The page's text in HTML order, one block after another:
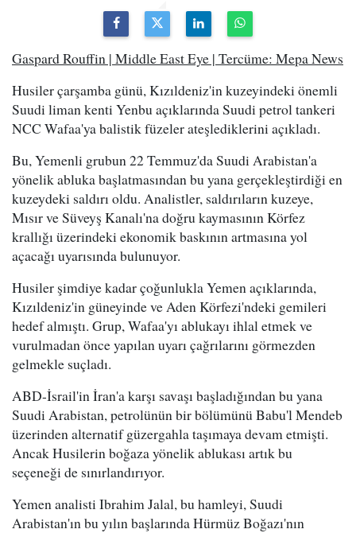
Gaspard Rouffin | Middle East Eye | Tercüme: Mepa News
Husiler çarşamba günü, Kızıldeniz'in kuzeyindeki önemli
Suudi liman kenti Yenbu açıklarında Suudi petrol tankeri
NCC Wafaa'ya balistik füzeler ateşlediklerini açıkladı.
Bu, Yemenli grubun 22 Temmuz'da Suudi Arabistan'a
yönelik abluka başlatmasından bu yana gerçekleştirdiği en
kuzeydeki saldırı oldu. Analistler, saldırıların kuzeye,
Mısır ve Süveyş Kanalı'na doğru kaymasının Körfez
krallığı üzerindeki ekonomik baskının artmasına yol
açacağı uyarısında bulunuyor.
Husiler şimdiye kadar çoğunlukla Yemen açıklarında,
Kızıldeniz'in güneyinde ve Aden Körfezi'ndeki gemileri
hedef almıştı. Grup, Wafaa'yı ablukayı ihlal etmek ve
vurulmadan önce yapılan uyarı çağrılarını görmezden
gelmekle suçladı.
ABD-İsrail'in İran'a karşı savaşı başladığından bu yana
Suudi Arabistan, petrolünün bir bölümünü Babu'l Mendeb
üzerinden alternatif güzergahla taşımaya devam etmişti.
Ancak Husilerin boğaza yönelik ablukası artık bu
seçeneği de sınırlandırıyor.
Yemen analisti Ibrahim Jalal, bu hamleyi, Suudi
Arabistan'ın bu yılın başlarında Hürmüz Boğazı'nın